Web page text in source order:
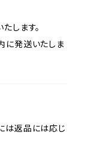
します。
に発送いたしま
は返品には応じ